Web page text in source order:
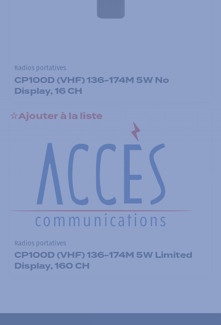
Radios portatives
CP100D (VHF) 136-174M 5W No
Display, 16 CH
Ajouter à la liste
Radios portatives
CP100D (VHF) 136-174M 5W Limited
Display, 160 CH